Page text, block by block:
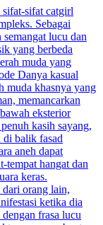
sifat-sifat catgirl
Sebagai
lucu dan
yang berbeda
muda yang
Danya kasual
muda khasnya yang
memancarkan
eksterior
kasih sayang,
di balik fasad
aneh dapat
tempat hangat dan
keras.
orang lain,
ketika dia
frasa lucu